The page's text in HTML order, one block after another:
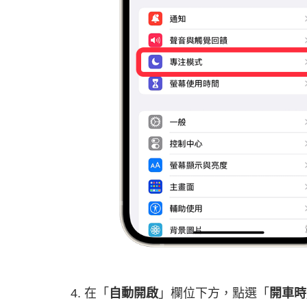
在「 自動開啟 」欄位下方，點選「 開車時